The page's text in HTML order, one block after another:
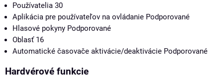
Používatelia 30
Aplikácia pre používateľov na ovládanie Podporované
Hlasové pokyny Podporované
Oblasť 16
Automatické časovače aktivácie/deaktivácie Podporované
Hardvérové funkcie